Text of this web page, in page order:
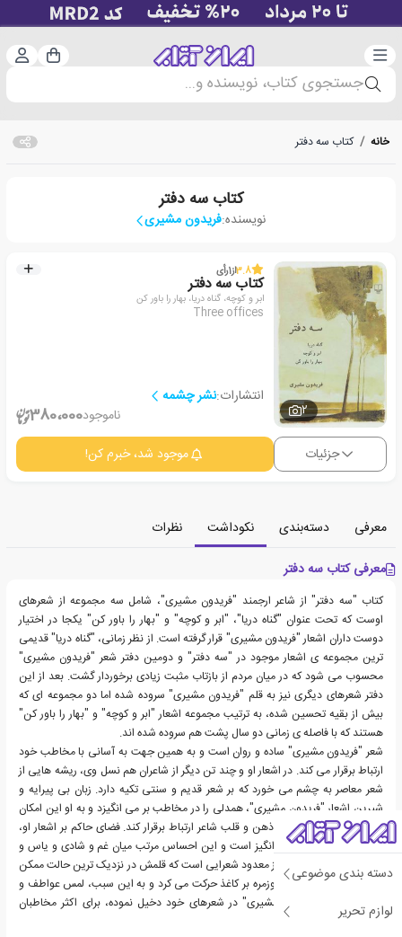
دسته‌بندی سبد
جستجوی کتاب، نویسنده و...
دسته بندی موضوعی
لوازم تحریر
خانه / کتاب سه دفتر
کتاب سه دفتر
نویسنده:فریدون مشیری
2
3.8از1رأی
کتاب سه دفتر
ابر و کوچه، گناه دریا، بهار را باور کن
Three offices
انتشارات:نشر چشمه
ناموجود380،000
جزئیات موجود شد، خبرم کن!
معرفی دسته‌بندی نکوداشت
نظرات
معرفی کتاب سه دفتر
کتاب "سه دفتر" از شاعر ارجمند "فریدون مشیری"، شامل سه مجموعه از شعرهای
اوست که تحت عنوان "گناه دریا"، "ابر و کوچه" و "بهار را باور کن" یکجا در اختیار
دوست داران اشعار "فریدون مشیری" قرار گرفته است. از نظر زمانی، "گناه دریا" قدیمی
ترین مجموعه ی اشعار موجود در "سه دفتر" و دومین دفتر شعر "فریدون مشیری"
محسوب می شود که در میان مردم از بازتاب مثبت زیادی برخوردار گشت. بعد از این
دفتر شعرهای دیگری نیز به قلم "فریدون مشیری" سروده شده اما دو مجموعه ای که
بیش از بقیه تحسین شده، به ترتیب مجموعه اشعار "ابر و کوچه" و "بهار را باور کن"
هستند که با فاصله ی زمانی دو سال پشت هم سروده شده اند.
شعر "فریدون مشیری" ساده و روان است و به همین جهت به آسانی با مخاطب خود
ارتباط برقرار می کند. در اشعار او و چند تن دیگر از شاعران هم نسل وی، ریشه هایی از
شعر معاصر به چشم می خورد که بر شعر قدیم و سنتی تکیه دارد. زبان بی پیرایه و
شیرین اشعار "فریدون مشیری"، همدلی را در مخاطب بر می انگیزد و به او این امکان
را می دهد تا مستقیما با ذهن و قلب شاعر ارتباط برقرار کند. فضای حاکم بر اشعار او،
فضایی احساسی و خیال انگیز است و این احساس مرتب میان غم و شادی و یاس و
امید در تناوب است. وی از معدود شعرایی است که قلمش در نزدیک ترین حالت ممکن
به زندگی و لطافت های روزمره بر کاغذ حرکت می کرد و به این سبب، لمس عواطف و
احساساتی که "فریدون مشیری" در شعرهای خود دخیل نموده، برای اکثر مخاطبان
دلپذیر است.